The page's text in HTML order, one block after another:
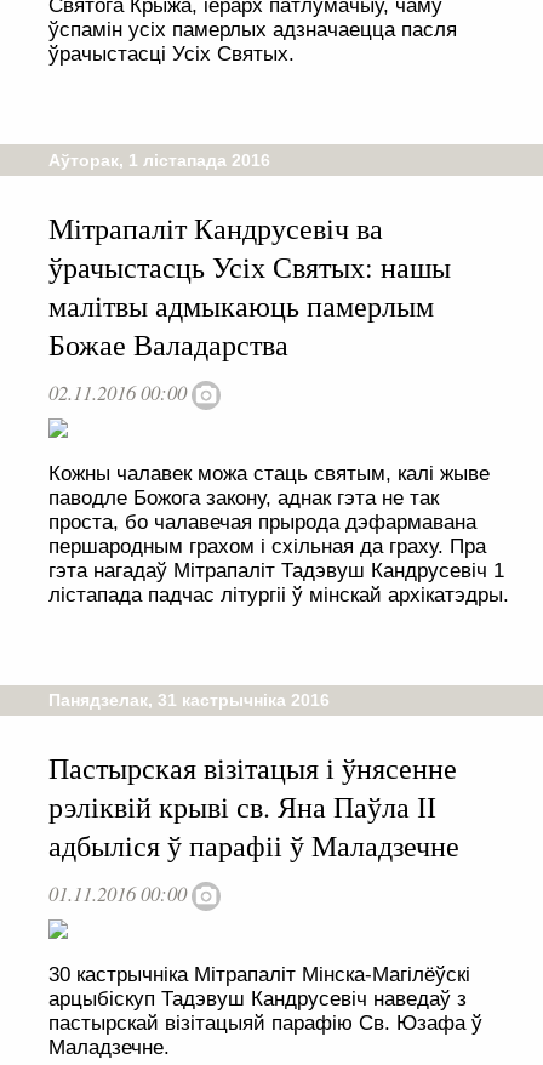
Святога Крыжа, іерарх патлумачыў, чаму
ўспамін усіх памерлых адзначаецца пасля
ўрачыстасці Усіх Святых.
Аўторак, 1 лістапада 2016
Мітрапаліт Кандрусевіч ва
ўрачыстасць Усіх Святых: нашы
малітвы адмыкаюць памерлым
Божае Валадарства
02.11.2016 00:00
Кожны чалавек можа стаць святым, калі жыве
паводле Божога закону, аднак гэта не так
проста, бо чалавечая прырода дэфармавана
першародным грахом і схільная да граху. Пра
гэта нагадаў Мітрапаліт Тадэвуш Кандрусевіч 1
лістапада падчас літургіі ў мінскай архікатэдры.
Панядзелак, 31 кастрычніка 2016
Пастырская візітацыя і ўнясенне
рэліквій крыві св. Яна Паўла ІІ
адбыліся ў парафіі ў Маладзечне
01.11.2016 00:00
30 кастрычніка Мітрапаліт Мінска-Магілёўскі
арцыбіскуп Тадэвуш Кандрусевіч наведаў з
пастырскай візітацыяй парафію Св. Юзафа ў
Маладзечне.